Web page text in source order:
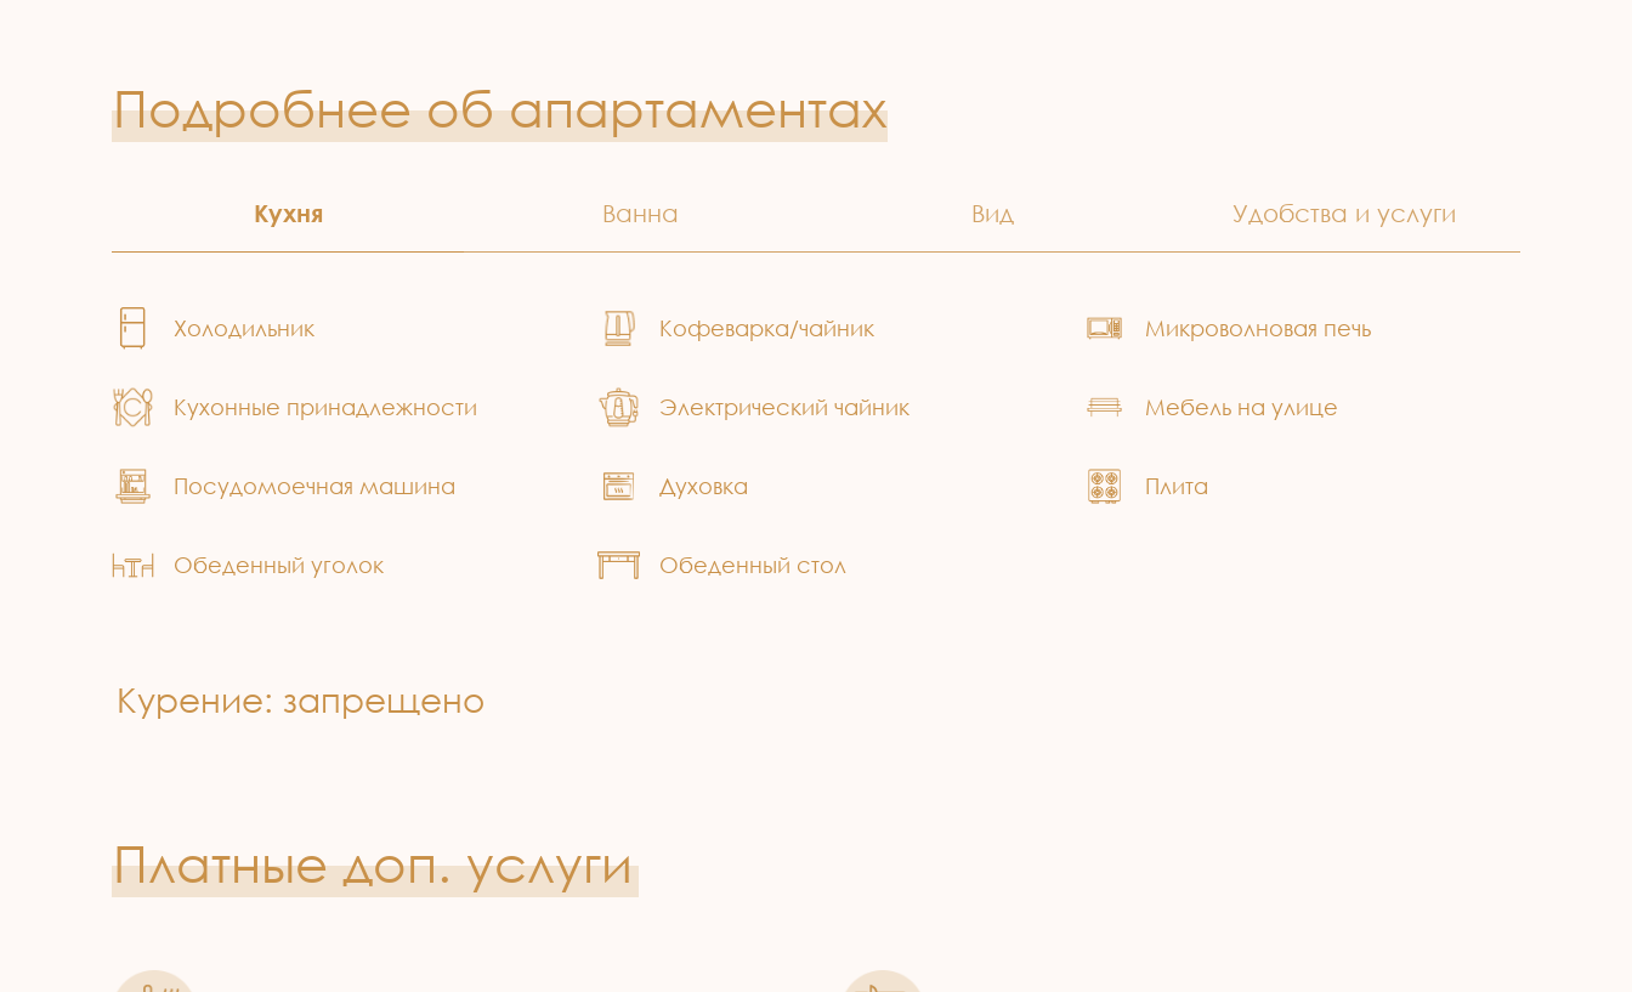
Подробнее об апартаментах
Кухня Ванна Вид Удобства и услуги
Холодильник Кофеварка/чайник Микроволновая печь
Кухонные принадлежности Электрический чайник Мебель на улице
Посудомоечная машина Духовка Плита
Обеденный уголок Обеденный стол
Курение: ​запрещено
Платные доп. услуги